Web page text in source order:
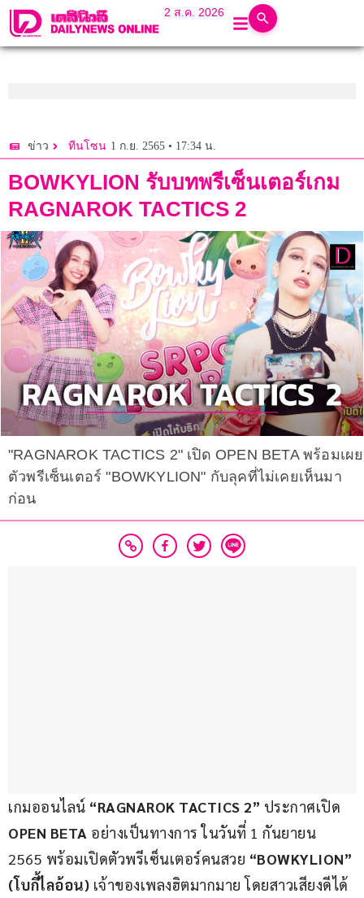
2 ส.ค. 2026
ข่าว ทีนโซน 1 ก.ย. 2565 • 17:34 น.
BOWKYLION รับบทพรีเซ็นเตอร์เกม
RAGNAROK TACTICS 2
"RAGNAROK TACTICS 2" เปิด OPEN BETA พร้อมเผย
ตัวพรีเซ็นเตอร์ "BOWKYLION" กับลุคที่ไม่เคยเห็นมา
ก่อน
เกมออนไลน์ “RAGNAROK TACTICS 2” ประกาศเปิด
OPEN BETA อย่างเป็นทางการ ในวันที่ 1 กันยายน
2565 พร้อมเปิดตัวพรีเซ็นเตอร์คนสวย “BOWKYLION”
(โบกี้ไลอ้อน) เจ้าของเพลงฮิตมากมาย โดยสาวเสียงดีได้